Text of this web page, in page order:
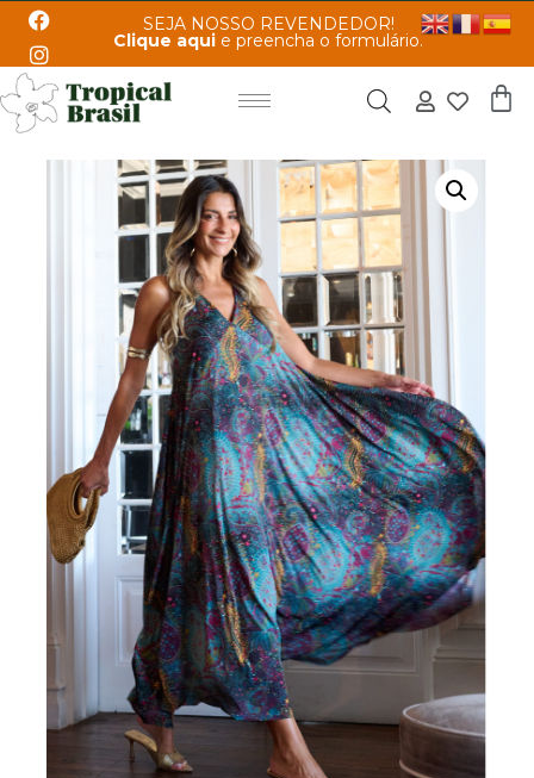
SEJA NOSSO REVENDEDOR!
Clique aqui e preencha o formulário.